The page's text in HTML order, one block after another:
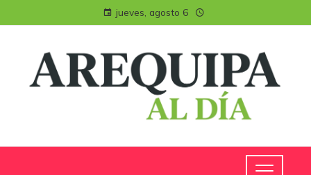
jueves, agosto 6